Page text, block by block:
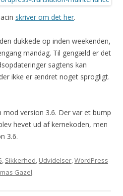
skriver om det her.
dukkede op inden weekenden,
mandag. Til gengæld er det
sagtens kan
ikke er ændret noget sprogligt.
version 3.6. Der var et bump
hevet ud af kernekoden, men
3.6.
, Sikkerhed, Udvidelser,WordPress
Gazel.